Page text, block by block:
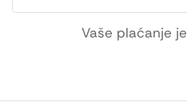
Vaše plaćanje je